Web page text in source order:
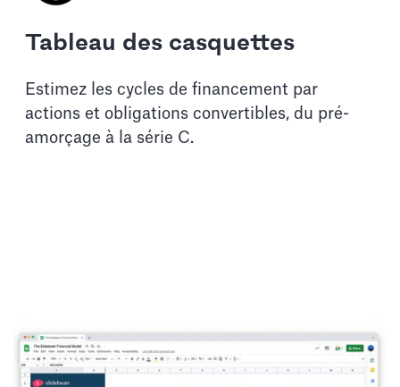
Tableau des casquettes
Estimez les cycles de financement par
actions et obligations convertibles, du pré-
amorçage à la série C.